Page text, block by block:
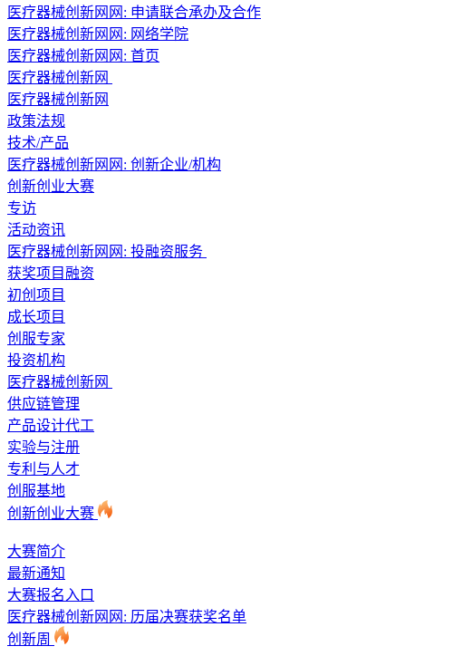
医疗器械创新网网: 申请联合承办及合作
医疗器械创新网网: 网络学院
医疗器械创新网网: 首页
医疗器械创新网
医疗器械创新网
政策法规
技术/产品
医疗器械创新网网: 创新企业/机构
创新创业大赛
专访
活动资讯
医疗器械创新网网: 投融资服务
获奖项目融资
初创项目
成长项目
创服专家
投资机构
医疗器械创新网
供应链管理
产品设计代工
实验与注册
专利与人才
创服基地
创新创业大赛
大赛简介
最新通知
大赛报名入口
医疗器械创新网网: 历届决赛获奖名单
创新周